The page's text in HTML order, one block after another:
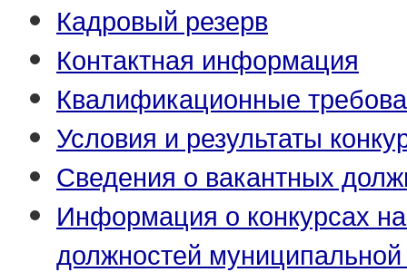
Кадровый резерв
Контактная информация
Квалификационные
Условия и результаты
Сведения о вакантных
Информация о конкурсах
должностей